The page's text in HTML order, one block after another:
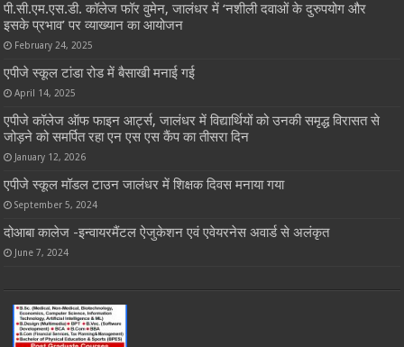
पी.सी.एम.एस.डी. कॉलेज फॉर वुमेन, जालंधर में ‘नशीली दवाओं के दुरुपयोग और
इसके प्रभाव’ पर व्याख्यान का आयोजन
February 24, 2025
एपीजे स्कूल टांडा रोड में बैसाखी मनाई गई
April 14, 2025
एपीजे कॉलेज ऑफ फाइन आर्ट्स, जालंधर में विद्यार्थियों को उनकी समृद्ध विरासत से
जोड़ने को समर्पित रहा एन एस एस कैंप का तीसरा दिन
January 12, 2026
एपीजे स्कूल मॉडल टाउन जालंधर में शिक्षक दिवस मनाया गया
September 5, 2024
दोआबा कालेज -इन्वायरमैंटल ऐजुकेशन एवं एवेयरनेस अवार्ड से अलंकृत
June 7, 2024